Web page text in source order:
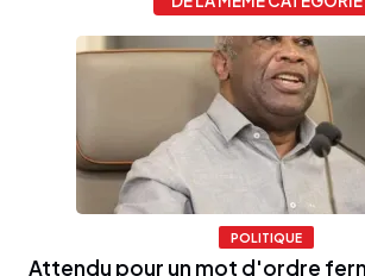
POLITIQUE
Attendu pour un mot d'ordre